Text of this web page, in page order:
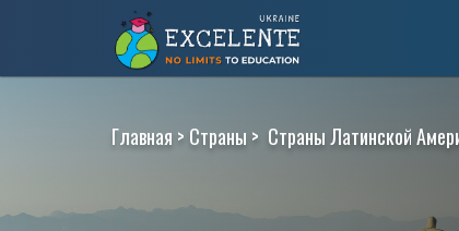
Главная > Страны > Страны Латинской